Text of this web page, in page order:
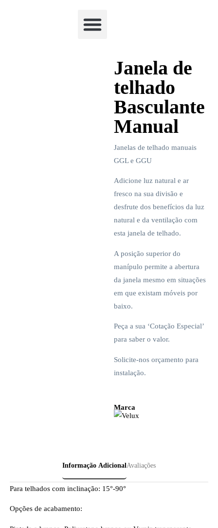
Janela de
telhado
Basculante
Manual
Janelas de telhado manuais
GGL e GGU
Adicione luz natural e ar
fresco na sua divisão e
desfrute dos benefícios da luz
natural e da ventilação com
esta janela de telhado.
A posição superior do
manípulo permite a abertura
da janela mesmo em situações
em que existam móveis por
baixo.
Peça a sua ‘Cotação Especial’
para saber o valor.
Solicite-nos orçamento para
instalação.
Marca
Informação Adicional Avaliações
Para telhados com inclinação: 15°-90°
Opções de acabamento: